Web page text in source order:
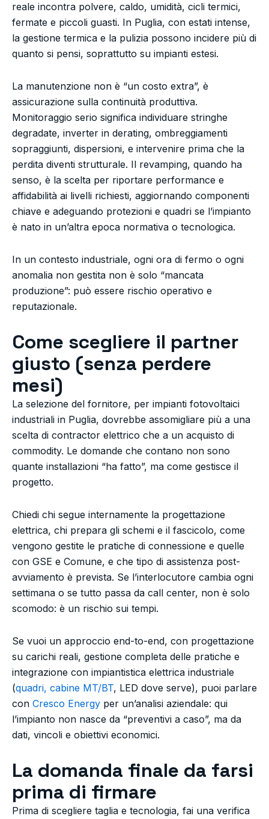
reale incontra polvere, caldo, umidità, cicli termici,
fermate e piccoli guasti. In Puglia, con estati intense,
la gestione termica e la pulizia possono incidere più di
quanto si pensi, soprattutto su impianti estesi.
La manutenzione non è “un costo extra”, è
assicurazione sulla continuità produttiva.
Monitoraggio serio significa individuare stringhe
degradate, inverter in derating, ombreggiamenti
sopraggiunti, dispersioni, e intervenire prima che la
perdita diventi strutturale. Il revamping, quando ha
senso, è la scelta per riportare performance e
affidabilità ai livelli richiesti, aggiornando componenti
chiave e adeguando protezioni e quadri se l’impianto
è nato in un’altra epoca normativa o tecnologica.
In un contesto industriale, ogni ora di fermo o ogni
anomalia non gestita non è solo “mancata
produzione”: può essere rischio operativo e
reputazionale.
Come scegliere il partner
giusto (senza perdere
mesi)
La selezione del fornitore, per impianti fotovoltaici
industriali in Puglia, dovrebbe assomigliare più a una
scelta di contractor elettrico che a un acquisto di
commodity. Le domande che contano non sono
quante installazioni “ha fatto”, ma come gestisce il
progetto.
Chiedi chi segue internamente la progettazione
elettrica, chi prepara gli schemi e il fascicolo, come
vengono gestite le pratiche di connessione e quelle
con GSE e Comune, e che tipo di assistenza post-
avviamento è prevista. Se l’interlocutore cambia ogni
settimana o se tutto passa da call center, non è solo
scomodo: è un rischio sui tempi.
Se vuoi un approccio end-to-end, con progettazione
su carichi reali, gestione completa delle pratiche e
integrazione con impiantistica elettrica industriale
(quadri, cabine MT/BT, LED dove serve), puoi parlare
con Cresco Energy per un’analisi aziendale: qui
l’impianto non nasce da “preventivi a caso”, ma da
dati, vincoli e obiettivi economici.
La domanda finale da farsi
prima di firmare
Prima di scegliere taglia e tecnologia, fai una verifica